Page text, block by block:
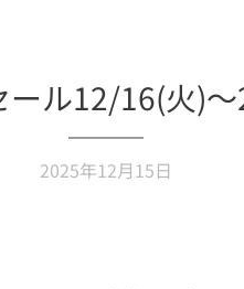
ール12/16(火)
2025年12月15日